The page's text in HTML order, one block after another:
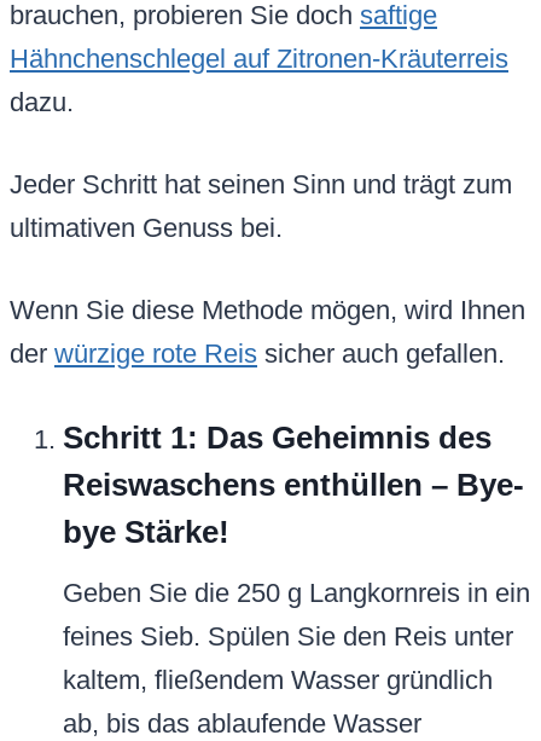
brauchen, probieren Sie doch saftige
Hähnchenschlegel auf Zitronen-Kräuterreis
dazu.
Jeder Schritt hat seinen Sinn und trägt zum
ultimativen Genuss bei.
Wenn Sie diese Methode mögen, wird Ihnen
der würzige rote Reis sicher auch gefallen.
Schritt 1: Das Geheimnis des
Reiswaschens enthüllen – Bye-
bye Stärke!
Geben Sie die 250 g Langkornreis in ein
feines Sieb. Spülen Sie den Reis unter
kaltem, fließendem Wasser gründlich
ab, bis das ablaufende Wasser